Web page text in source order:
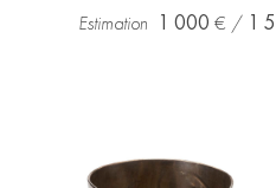
1 000 1